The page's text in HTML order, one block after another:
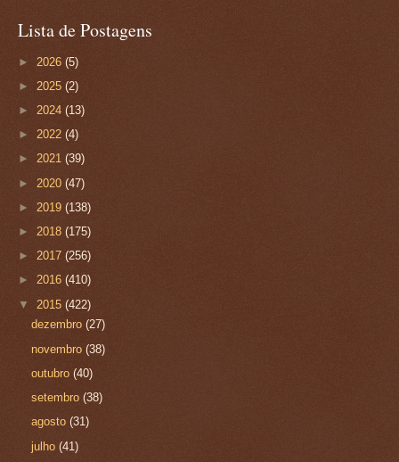
Lista de Postagens
► 2026 (5)
► 2025 (2)
► 2024 (13)
► 2022 (4)
► 2021 (39)
► 2020 (47)
► 2019 (138)
► 2018 (175)
► 2017 (256)
► 2016 (410)
▼ 2015 (422)
dezembro(27)
novembro(38)
outubro(40)
setembro(38)
agosto(31)
julho(41)